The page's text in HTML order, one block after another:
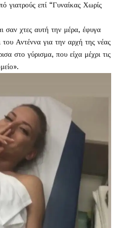
γιατρούς επί “Γυναίκας Χωρίς
σαν χτες αυτή την μέρα, έφυγα
Αντέννα για την αρχή της νέας
στο γύρισμα, που είχα μέχρι τις